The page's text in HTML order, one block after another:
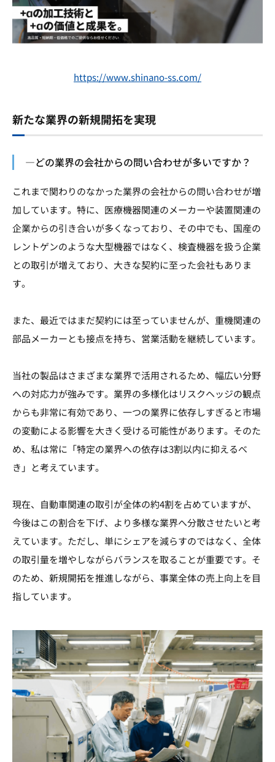
https://www.shinano-ss.com/
新たな業界の新規開拓を実現
―どの業界の会社からの問い合わせが多いですか？
これまで関わりのなかった業界の会社からの問い合わせが増
加しています。特に、医療機器関連のメーカーや装置関連の
企業からの引き合いが多くなっており、その中でも、国産の
レントゲンのような大型機器ではなく、検査機器を扱う企業
との取引が増えており、大きな契約に至った会社もありま
す。
また、最近ではまだ契約には至っていませんが、重機関連の
部品メーカーとも接点を持ち、営業活動を継続しています。
当社の製品はさまざまな業界で活用されるため、幅広い分野
への対応力が強みです。業界の多様化はリスクヘッジの観点
からも非常に有効であり、一つの業界に依存しすぎると市場
の変動による影響を大きく受ける可能性があります。そのた
め、私は常に「特定の業界への依存は3割以内に抑えるべ
き」と考えています。
現在、自動車関連の取引が全体の約4割を占めていますが、
今後はこの割合を下げ、より多様な業界へ分散させたいと考
えています。ただし、単にシェアを減らすのではなく、全体
の取引量を増やしながらバランスを取ることが重要です。そ
のため、新規開拓を推進しながら、事業全体の売上向上を目
指しています。